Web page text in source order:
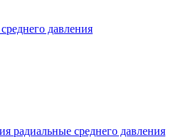
давления
радиальные среднего давления